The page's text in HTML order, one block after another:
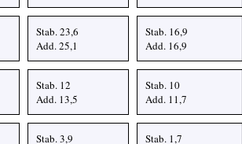
Stab. 23,6
Add. 25,1
Stab. 16,9
Add. 16,9
Stab. 12
Add. 13,5
Stab. 10
Add. 11,7
Stab. 3,9
Stab. 1,7